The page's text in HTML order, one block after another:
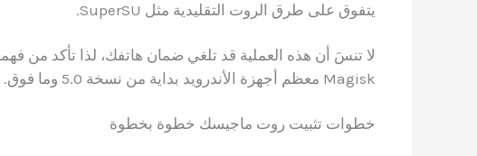
يتفوق على طرق الروت التقليدية مثل SuperSU.
لا تنسَ أن هذه العملية قد تلغي ضمان هاتفك، لذا تأكد من
Magisk معظم أجهزة الأندرويد بداية من نسخة 5.0 وما فوق.
خطوات تثبيت روت ماجيسك خطوة بخطوة